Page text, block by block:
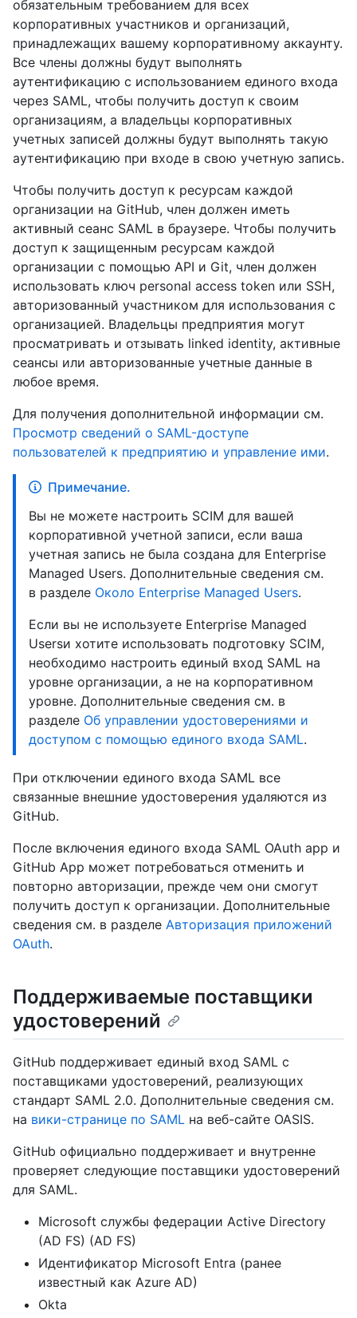
обязательным требованием для всех
корпоративных участников и организаций,
принадлежащих вашему корпоративному аккаунту.
Все члены должны будут выполнять
аутентификацию с использованием единого входа
через SAML, чтобы получить доступ к своим
организациям, а владельцы корпоративных
учетных записей должны будут выполнять такую
аутентификацию при входе в свою учетную запись.
Чтобы получить доступ к ресурсам каждой
организации на GitHub, член должен иметь
активный сеанс SAML в браузере. Чтобы получить
доступ к защищенным ресурсам каждой
организации с помощью API и Git, член должен
использовать ключ personal access token или SSH,
авторизованный участником для использования с
организацией. Владельцы предприятия могут
просматривать и отзывать linked identity, активные
сеансы или авторизованные учетные данные в
любое время.
Для получения дополнительной информации см.
Просмотр сведений о SAML-доступе
пользователей к предприятию и управление ими.
Примечание.
Вы не можете настроить SCIM для вашей
корпоративной учетной записи, если ваша
учетная запись не была создана для Enterprise
Managed Users. Дополнительные сведения см.
в разделе Около Enterprise Managed Users.
Если вы не используете Enterprise Managed
Usersи хотите использовать подготовку SCIM,
необходимо настроить единый вход SAML на
уровне организации, а не на корпоративном
уровне. Дополнительные сведения см. в
разделе Об управлении удостоверениями и
доступом с помощью единого входа SAML.
При отключении единого входа SAML все
связанные внешние удостоверения удаляются из
GitHub.
После включения единого входа SAML OAuth app и
GitHub App может потребоваться отменить и
повторно авторизации, прежде чем они смогут
получить доступ к организации. Дополнительные
сведения см. в разделе Авторизация приложений
OAuth.
Поддерживаемые поставщики
удостоверений
GitHub поддерживает единый вход SAML с
поставщиками удостоверений, реализующих
стандарт SAML 2.0. Дополнительные сведения см.
на вики-странице по SAML на веб-сайте OASIS.
GitHub официально поддерживает и внутренне
проверяет следующие поставщики удостоверений
для SAML.
Microsoft службы федерации Active Directory
(AD FS) (AD FS)
Идентификатор Microsoft Entra (ранее
известный как Azure AD)
Okta